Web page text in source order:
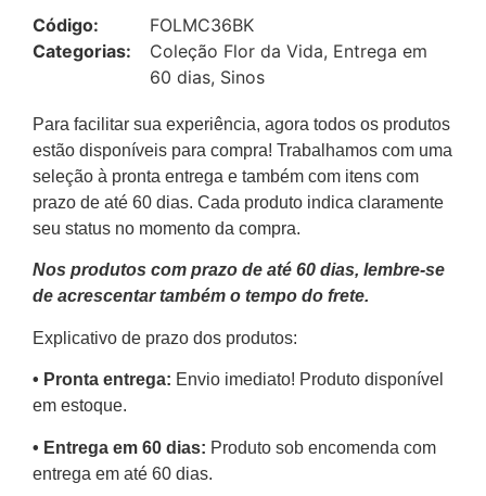
Código:
FOLMC36BK
Categorias:
Coleção Flor da Vida, Entrega em
60 dias, Sinos
Para facilitar sua experiência, agora todos os produtos
estão disponíveis para compra! Trabalhamos com uma
seleção à pronta entrega e também com itens com
prazo de até 60 dias. Cada produto indica claramente
seu status no momento da compra.
Nos produtos com prazo de até 60 dias, lembre-se
de acrescentar também o tempo do frete.
Explicativo de prazo dos produtos:
•⁠ ⁠Pronta entrega: Envio imediato! Produto disponível
em estoque.
•⁠ Entrega em 60 dias: Produto sob encomenda com
entrega em até 60 dias.